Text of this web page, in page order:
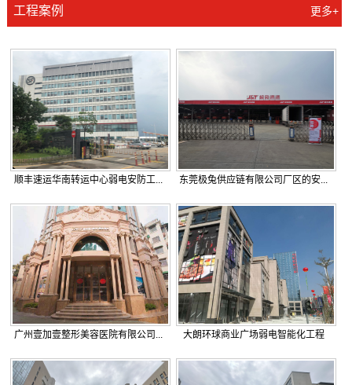
工程案例 更多+
顺丰速运华南转运中心弱电安防工... 东莞极兔供应链有限公司厂区的安...
广州壹加壹整形美容医院有限公司... 大朗环球商业广场弱电智能化工程